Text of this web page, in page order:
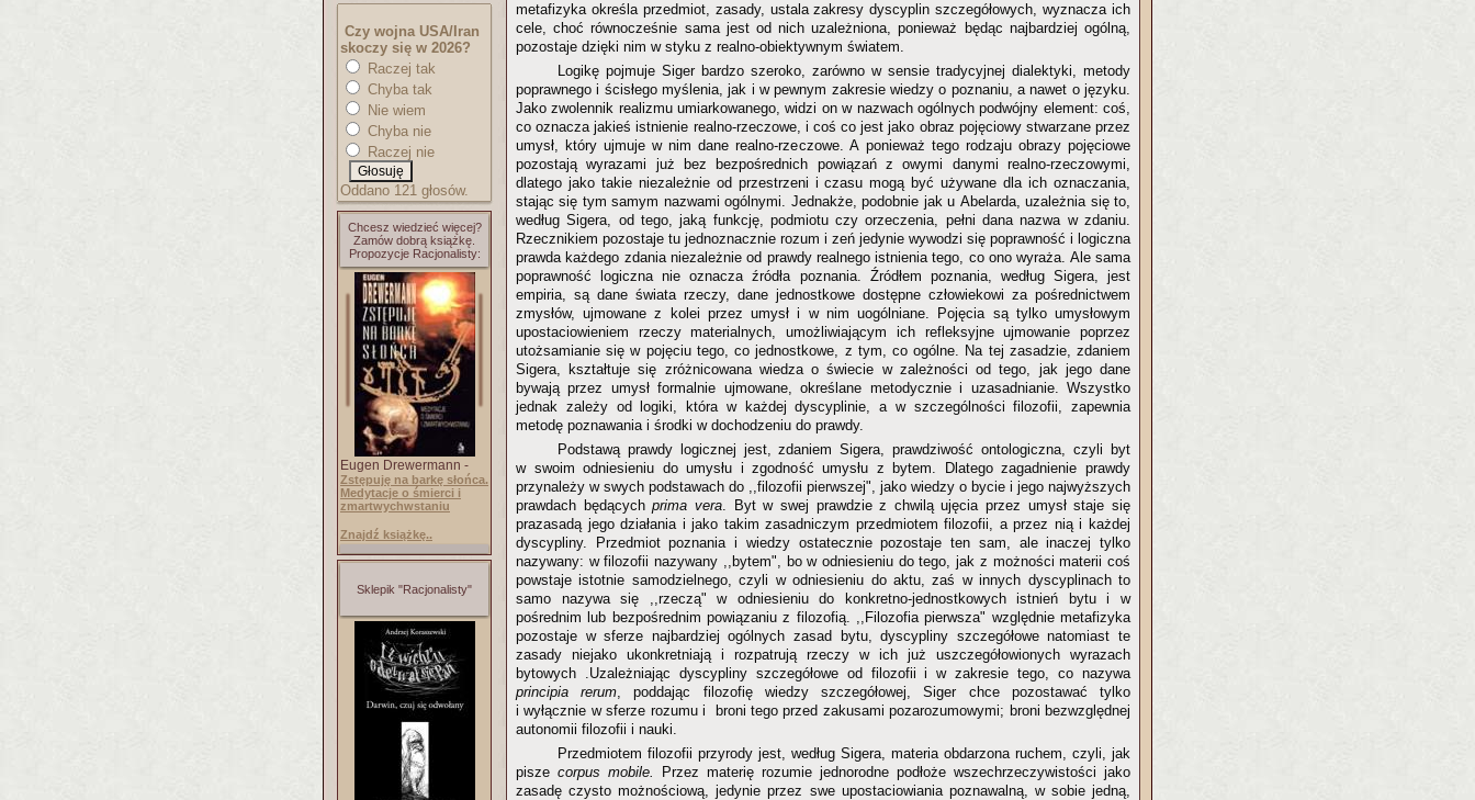
Czy wojna USA/Iran
skoczy się w 2026?
Raczej tak
Chyba tak
Nie wiem
Chyba nie
Raczej nie
Oddano 121 głosów.
Chcesz wiedzieć więcej?
Zamów dobrą książkę.
Propozycje Racjonalisty:
Eugen Drewermann -
Zstępuję na barkę słońca.
Medytacje o śmierci i
zmartwychwstaniu
Znajdź książkę..
Sklepik "Racjonalisty"
metafizyka określa przedmiot, zasady, ustala zakresy dyscyplin szczegółowych, wyznacza ich
cele, choć równocześnie sama jest od nich uzależniona, ponieważ będąc najbardziej ogólną,
pozostaje dzięki nim w styku z realno-obiektywnym światem.
Logikę pojmuje Siger bardzo szeroko, zarówno w sensie tradycyjnej dialektyki, metody
poprawnego i ścisłego myślenia, jak i w pewnym zakresie wiedzy o poznaniu, a nawet o języku.
Jako zwolennik realizmu umiarkowanego, widzi on w nazwach ogólnych podwójny element: coś,
co oznacza jakieś istnienie realno-rzeczowe, i coś co jest jako obraz pojęciowy stwarzane przez
umysł, który ujmuje w nim dane realno-rzeczowe. A ponieważ tego rodzaju obrazy pojęciowe
pozostają wyrazami już bez bezpośrednich powiązań z owymi danymi realno-rzeczowymi,
dlatego jako takie niezależnie od przestrzeni i czasu mogą być używane dla ich oznaczania,
stając się tym samym nazwami ogólnymi. Jednakże, podobnie jak u Abelarda, uzależnia się to,
według Sigera, od tego, jaką funkcję, podmiotu czy orzeczenia, pełni dana nazwa w zdaniu.
Rzecznikiem pozostaje tu jednoznacznie rozum i zeń jedynie wywodzi się poprawność i logiczna
prawda każdego zdania niezależnie od prawdy realnego istnienia tego, co ono wyraża. Ale sama
poprawność logiczna nie oznacza źródła poznania. Źródłem poznania, według Sigera, jest
empiria, są dane świata rzeczy, dane jednostkowe dostępne człowiekowi za pośrednictwem
zmysłów, ujmowane z kolei przez umysł i w nim uogólniane. Pojęcia są tylko umysłowym
upostaciowieniem rzeczy materialnych, umożliwiającym ich refleksyjne ujmowanie poprzez
utożsamianie się w pojęciu tego, co jednostkowe, z tym, co ogólne. Na tej zasadzie, zdaniem
Sigera, kształtuje się zróżnicowana wiedza o świecie w zależności od tego, jak jego dane
bywają przez umysł formalnie ujmowane, określane metodycznie i uzasadnianie. Wszystko
jednak zależy od logiki, która w każdej dyscyplinie, a w szczególności filozofii, zapewnia
metodę poznawania i środki w dochodzeniu do prawdy.
Podstawą prawdy logicznej jest, zdaniem Sigera, prawdziwość ontologiczna, czyli byt
w swoim odniesieniu do umysłu i zgodność umysłu z bytem. Dlatego zagadnienie prawdy
przynależy w swych podstawach do ,,filozofii pierwszej", jako wiedzy o bycie i jego najwyższych
prawdach będącychprima vera. Byt w swej prawdzie z chwilą ujęcia przez umysł staje się
prazasadą jego działania i jako takim zasadniczym przedmiotem filozofii, a przez nią i każdej
dyscypliny. Przedmiot poznania i wiedzy ostatecznie pozostaje ten sam, ale inaczej tylko
nazywany: w filozofii nazywany ,,bytem", bo w odniesieniu do tego, jak z możności materii coś
powstaje istotnie samodzielnego, czyli w odniesieniu do aktu, zaś w innych dyscyplinach to
samo nazywa się ,,rzeczą" w odniesieniu do konkretno-jednostkowych istnień bytu i w
pośrednim lub bezpośrednim powiązaniu z filozofią. ,,Filozofia pierwsza" względnie metafizyka
pozostaje w sferze najbardziej ogólnych zasad bytu, dyscypliny szczegółowe natomiast te
zasady niejako ukonkretniają i rozpatrują rzeczy w ich już uszczegółowionych wyrazach
bytowych .Uzależniając dyscypliny szczegółowe od filozofii i w zakresie tego, co nazywa
principia rerum, poddając filozofię wiedzy szczegółowej, Siger chce pozostawać tylko
i wyłącznie w sferze rozumu i broni tego przed zakusami pozarozumowymi; broni bezwzględnej
autonomii filozofii i nauki.
Przedmiotem filozofii przyrody jest, według Sigera, materia obdarzona ruchem, czyli, jak
pisze corpus mobile.
Przez materię rozumie jednorodne podłoże wszechrzeczywistości jako
zasadę czysto możnościową, jedynie przez swe upostaciowiania poznawalną, w sobie jedną,